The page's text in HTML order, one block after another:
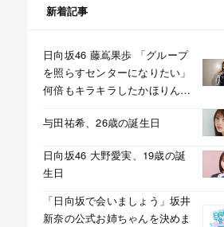
新着記事
日向坂46 藤嶌果歩 「グループ
を照らすセンターになりたい」
何倍もキラキラしたかほりんが
与田祐希、26歳の誕生日
日向坂46 大野愛実、19歳の誕
生日
「日向坂で会いましょう」坂井
新奈の公式お姉ちゃんを決めま